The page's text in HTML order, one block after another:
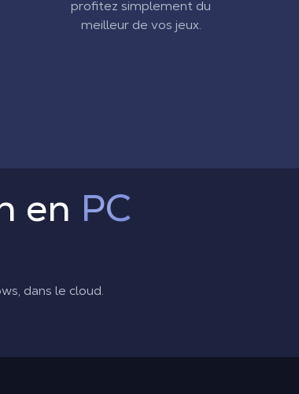
profitez simplement du
meilleur de vos jeux.
en PC
dans le cloud.